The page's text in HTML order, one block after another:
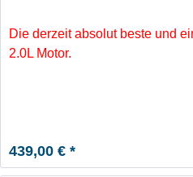
Die derzeit absolut beste und
2.0L Motor.
439,00 € *